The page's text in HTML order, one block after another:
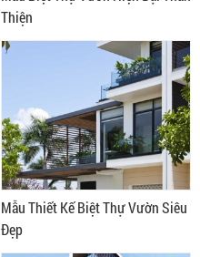
Thiện
Mẫu Thiết Kế Biệt Thự Vườn Siêu
Đẹp